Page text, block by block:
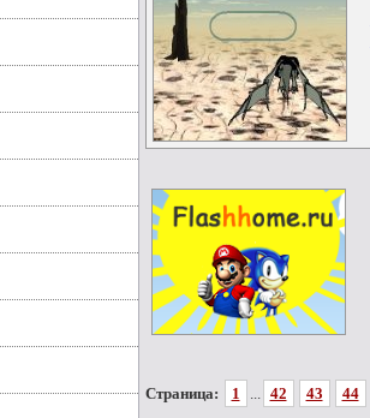
Страница: 1 ... 42 43 44